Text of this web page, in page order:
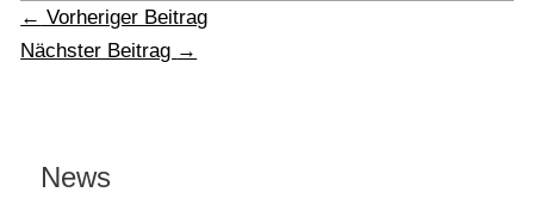
← Vorheriger Beitrag
Nächster Beitrag →
News